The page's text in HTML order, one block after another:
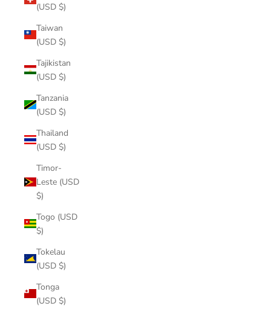
(USD $)
Taiwan
(USD $)
Tajikistan
(USD $)
Tanzania
(USD $)
Thailand
(USD $)
Timor-
Leste (USD
$)
Togo (USD
$)
Tokelau
(USD $)
Tonga
(USD $)